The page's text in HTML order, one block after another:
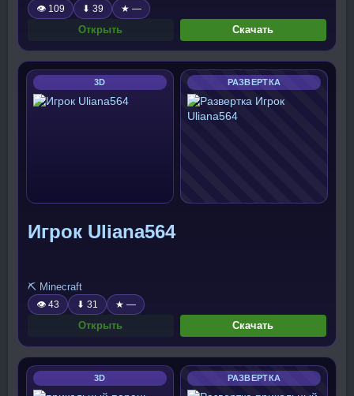
👁 109 ⬇ 39 ★ —
Открыть Скачать
3D РАЗВЕРТКА
Игрок Uliana564
⛏️ Minecraft
👁 43 ⬇ 31 ★ —
Открыть Скачать
3D РАЗВЕРТКА